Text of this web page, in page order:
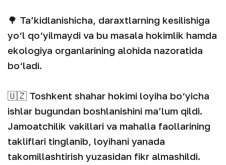
🌳 Ta’kidlanishicha, daraxtlarning kesilishiga
yo‘l qo‘yilmaydi va bu masala hokimlik hamda
ekologiya organlarining alohida nazoratida
bo‘ladi.
🇺🇿 Toshkent shahar hokimi loyiha bo‘yicha
ishlar bugundan boshlanishini ma’lum qildi.
Jamoatchilik vakillari va mahalla faollarining
takliflari tinglanib, loyihani yanada
takomillashtirish yuzasidan fikr almashildi.